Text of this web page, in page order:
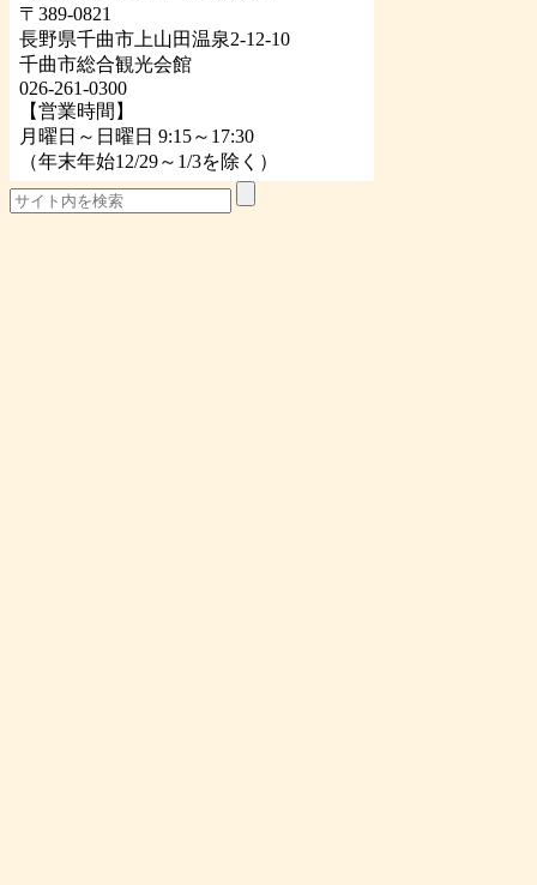
〒389-0821
長野県千曲市上山田温泉2-12-10
千曲市総合観光会館
026-261-0300
【営業時間】
月曜日～日曜日 9:15～17:30
（年末年始12/29～1/3を除く）